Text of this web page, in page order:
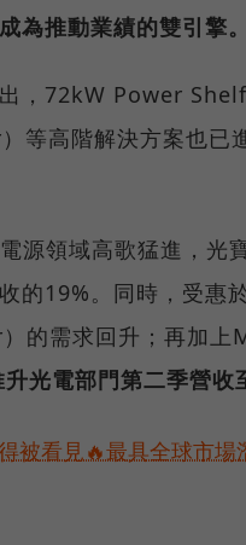
為推動業績的雙引擎。
，72kW Power
等高階解決方案也已
源領域高歌猛進，光
的19%。同時，受惠
的需求回升；再加上
升光電部門第二季營收
被看見🔥最具全球市